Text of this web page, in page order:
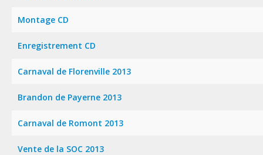
Montage CD
Enregistrement CD
Carnaval de Florenville 2013
Brandon de Payerne 2013
Carnaval de Romont 2013
Vente de la SOC 2013